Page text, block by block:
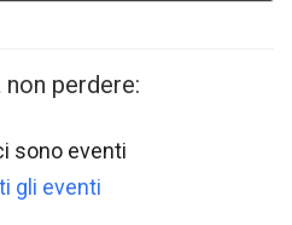
non perdere:
sono eventi
gli eventi